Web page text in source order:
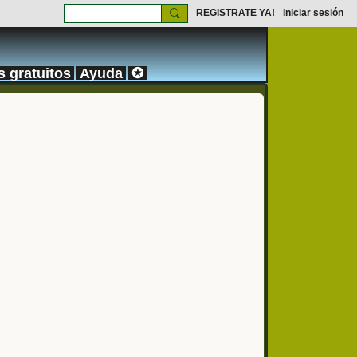
REGISTRATE YA! Iniciar sesión
gratuitos Ayuda ✪